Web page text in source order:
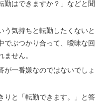
勤はできますか？」などと聞
う気持ちと転勤したくないと
でぶつかり合って、曖昧な回
ません。
が一番嫌なのではないでしょ
りと「転勤できます。」と答